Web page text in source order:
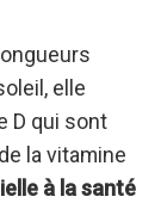
elle
D qui sont
la vitamine
à la santé